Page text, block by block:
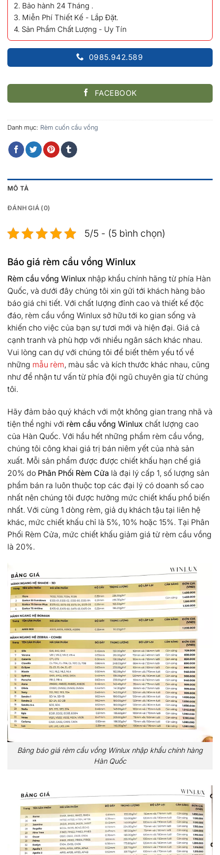
2. Bảo hành 24 Tháng .
3. Miễn Phí Thiết Kế - Lắp Đặt.
4. Sản Phẩm Chất Lượng - Uy Tín
0985.942.589
FACEBOOK
Danh mục: Rèm cuốn cầu vồng
MÔ TẢ
ĐÁNH GIÁ (0)
5/5 - (5 bình chọn)
Báo giá rèm cầu vồng Winlux
Rèm cầu vồng Winlux nhập khẩu chính hãng từ phía Hàn
Quốc, và dưới đây chúng tôi xin gửi tới khách hàng bảo
báo giá chi tiết. Với chất lượng đỉnh cao và thiết kế độc
đáo, rèm cầu vồng Winlux sở hữu tới ko gian sống và
khiến cho việc của bạn sự tươi mới và hiện đại. Giá cả
cạnh tranh và phù hợp với nhiều ngân sách khác nhau.
Vui lòng can dự với chúng tôi để biết thêm yếu tố về
những mẫu rèm, màu sắc và kích thước khác nhau, cũng
như để nhận tư vấn từ phía đội ngũ chuyên gia từ chúng
tôi.
Hãy đảm bảo quý khách với một không gian trang nhã và
tiện thể nghi với rèm cầu vồng Winlux chất lượng cao
của Hàn Quốc. Với hầu hết những phẩm rèm cầu vồng,
chúng tôi công khai giá trị bán niêm yết của nhà sản
xuất. Mỗi sản phẩm được được chiết khấu hạn chế giá
20% do Phân Phối Rèm Cửa là đại lý cấp 1, số lượng sản
phẩm bán ra luôn thuộc top các đại lý có doanh số cao
nhất nên chúng tôi được hưởng mức chiết khấu phổ biến
nhất. Với cùng 1 dòng rèm, giả dụ khách tậu tại liên hệ
khác, mức chiết khấu chỉ là 5%, 10% hoặc 15%. Tại Phân
Phối Rèm Cửa, mức chiết khấu giảm giá từ rèm cầu vồng
là 20%.
Bảng báo giá rèm cầu vồng Winlux nhập khẩu chính hàng
Hàn Quốc